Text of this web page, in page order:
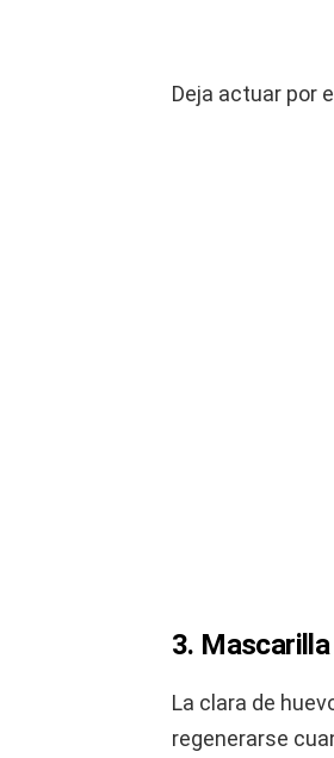
Deja actuar por
3.
La clara de
regenerarse